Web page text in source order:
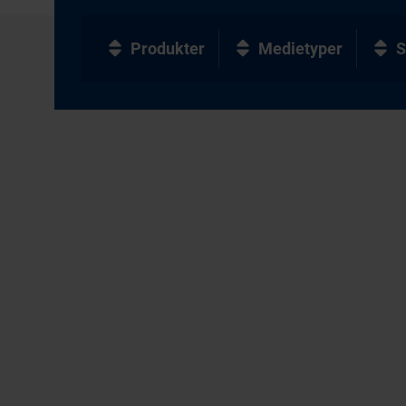
Produkter Medietyper